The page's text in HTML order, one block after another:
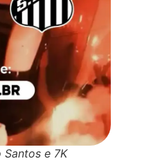
Santos e 7K